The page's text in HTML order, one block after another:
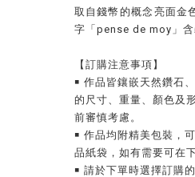
取自錢幣的概念亮面金
字「pense de moy」
【訂購注意事項】
￭ 作品皆鑲嵌天然鑽石
的尺寸、重量、顏色及
前審慎考慮。
￭ 作品均附精美包裝，
品紙袋，如有需要可在
￭ 請於下單時選擇訂購